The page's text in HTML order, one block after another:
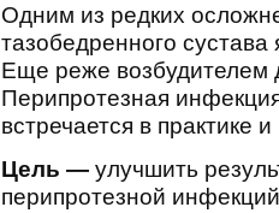
Одним из редких
тазобедренного
Еще реже возбудителем
Перипротезная
встречается в практике
Цель — улучшить
перипротезной